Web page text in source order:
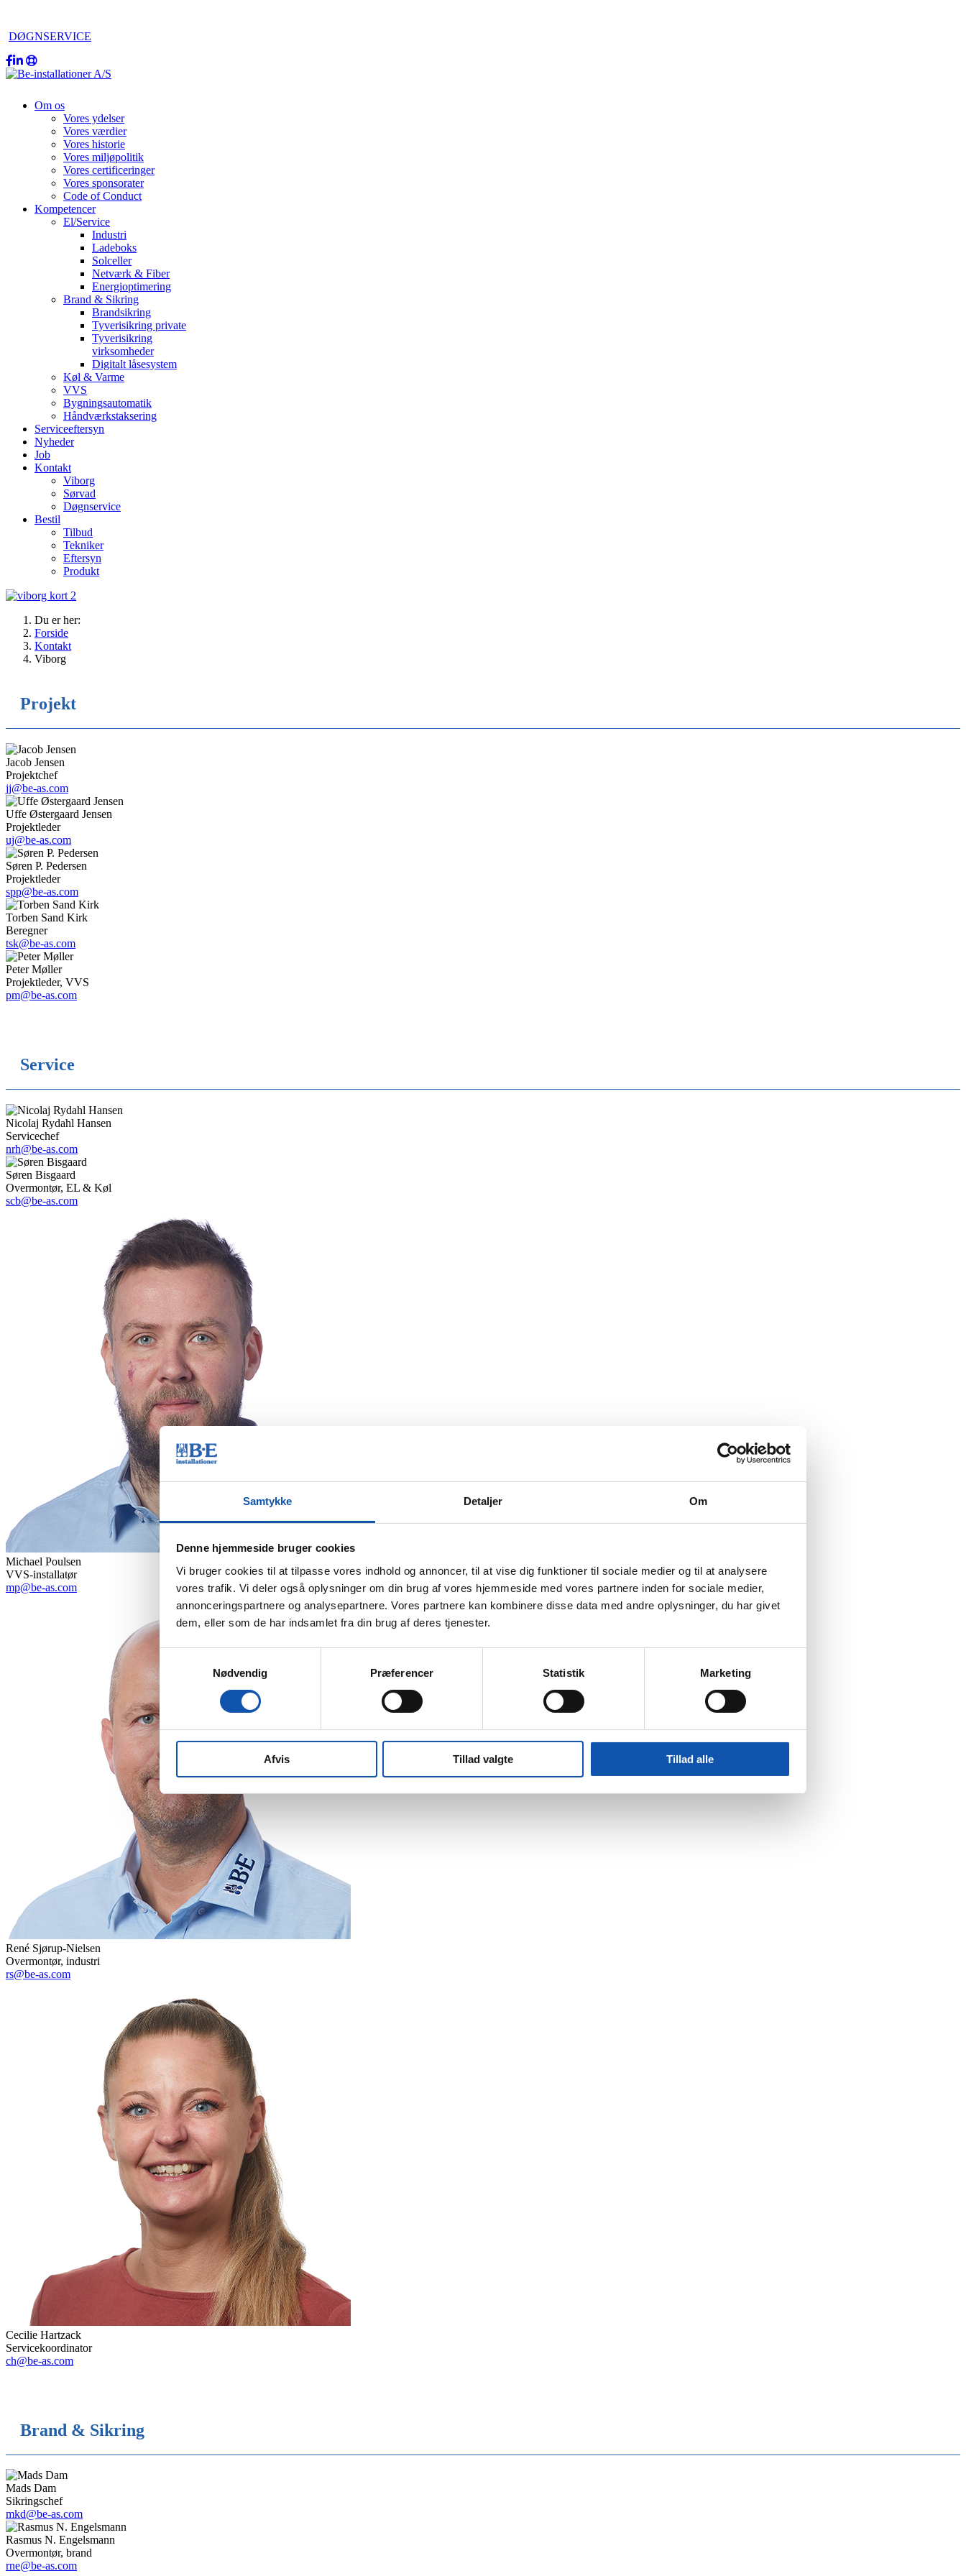
Samtykke Detaljer Om
Denne hjemmeside bruger cookies
Vi bruger cookies til at tilpasse vores indhold og annoncer, til at vise dig funktioner til sociale medier og til at analysere
vores trafik. Vi deler også oplysninger om din brug af vores hjemmeside med vores partnere inden for sociale medier,
annonceringspartnere og analysepartnere. Vores partnere kan kombinere disse data med andre oplysninger, du har givet
dem, eller som de har indsamlet fra din brug af deres tjenester.
Nødvendig
Præferencer Statistik Marketing
Afvis Tillad valgte Tillad alle
DØGNSERVICE
Om os
Vores ydelser
Vores værdier
Vores historie
Vores miljøpolitik
Vores certificeringer
Vores sponsorater
Code of Conduct
Kompetencer
El/Service
Industri
Ladeboks
Solceller
Netværk & Fiber
Energioptimering
Brand & Sikring
Brandsikring
Tyverisikring private
Tyverisikring
virksomheder
Digitalt låsesystem
Køl & Varme
VVS
Bygningsautomatik
Håndværkstaksering
Serviceeftersyn
Nyheder
Job
Kontakt
Viborg
Sørvad
Døgnservice
Bestil
Tilbud
Tekniker
Eftersyn
Produkt
Du er her:
Forside
Kontakt
Viborg
Projekt
Jacob Jensen
Projektchef
jj@be-as.com
Uffe Østergaard Jensen
Projektleder
uj@be-as.com
Søren P. Pedersen
Projektleder
spp@be-as.com
Torben Sand Kirk
Beregner
tsk@be-as.com
Peter Møller
Projektleder, VVS
pm@be-as.com
Service
Nicolaj Rydahl Hansen
Servicechef
nrh@be-as.com
Søren Bisgaard
Overmontør, EL & Køl
scb@be-as.com
Michael Poulsen
VVS-installatør
mp@be-as.com
René Sjørup-Nielsen
Overmontør, industri
rs@be-as.com
Cecilie Hartzack
Servicekoordinator
ch@be-as.com
Brand & Sikring
Mads Dam
Sikringschef
mkd@be-as.com
Rasmus N. Engelsmann
Overmontør, brand
rne@be-as.com